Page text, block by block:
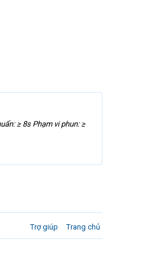
≥ 8s Phạm vi phun: ≥
Trợ giúp Trang chủ